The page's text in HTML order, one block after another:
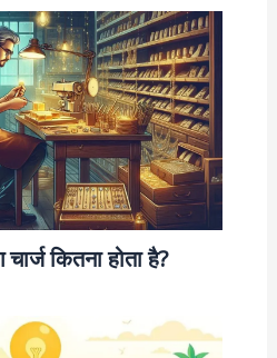
कितना होता है?